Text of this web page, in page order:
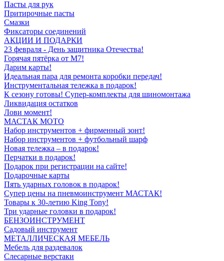
Пасты для рук
Притирочные пасты
Смазки
Фиксаторы соединений
АКЦИИ И ПОДАРКИ
23 февраля - День защитника Отечества!
Горячая пятёрка от M7!
Дарим карты!
Идеальная пара для ремонта коробки передач!
Инструментальная тележка в подарок!
К сезону готовы! Супер-комплекты для шиномонтажа
Ликвидация остатков
Лови момент!
МАСТАК МОТО
Набор инструментов + фирменный зонт!
Набор инструментов + футбольный шарф
Новая тележка – в подарок!
Перчатки в подарок!
Подарок при регистрации на сайте!
Подарочные карты
Пять ударных головок в подарок!
Супер цены на пневмоинструмент МАСТАК!
Товары к 30-летию King Tony!
Три ударные головки в подарок!
БЕНЗОИНСТРУМЕНТ
Садовый инструмент
МЕТАЛЛИЧЕСКАЯ МЕБЕЛЬ
Мебель для раздевалок
Слесарные верстаки